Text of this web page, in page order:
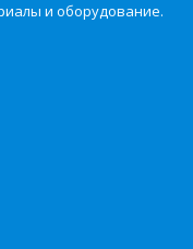
и оборудование.